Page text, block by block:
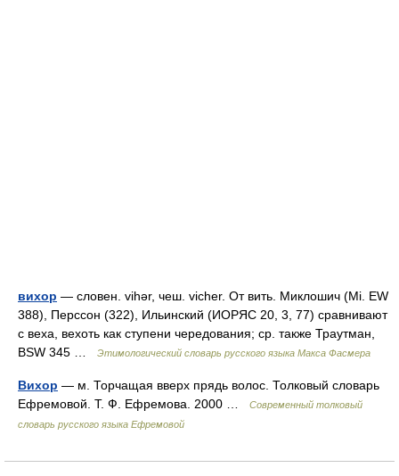
вихор — словен. vihǝr, чеш. vicher. От вить. Миклошич (Mi. EW
388), Перссон (322), Ильинский (ИОРЯС 20, 3, 77) сравнивают
с веха, вехоть как ступени чередования; ср. также Траутман,
BSW 345 …
Этимологический словарь русского языка Макса Фасмера
Вихор — м. Торчащая вверх прядь волос. Толковый словарь
Ефремовой. Т. Ф. Ефремова. 2000 …
Современный толковый
словарь русского языка Ефремовой